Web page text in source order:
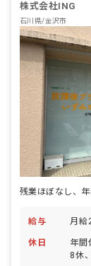
株式会社ING
石川県/金沢市
給与 月
休日
年間休日:
8休